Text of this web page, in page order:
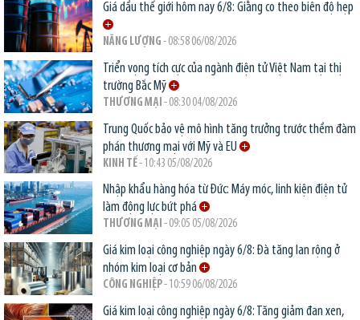
Giá dầu thế giới hôm nay 6/8: Giằng co theo biên độ hẹp
NĂNG LƯỢNG - 08:58 06/08/2026
Triển vọng tích cực của ngành điện tử Việt Nam tại thị
trường Bắc Mỹ
THƯƠNG MẠI - 08:30 04/08/2026
Trung Quốc bảo vệ mô hình tăng trưởng trước thềm đàm
phán thương mại với Mỹ và EU
KINH TẾ- 10:43 05/08/2026
Nhập khẩu hàng hóa từ Đức: Máy móc, linh kiện điện tử
làm động lực bứt phá
THƯƠNG MẠI - 09:05 05/08/2026
Giá kim loại công nghiệp ngày 6/8: Đà tăng lan rộng ở
nhóm kim loại cơ bản
CÔNG NGHIỆP- 10:59 06/08/2026
Giá kim loại công nghiệp ngày 6/8: Tăng giảm đan xen,